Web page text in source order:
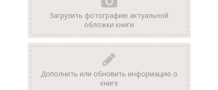
Загрузить фотографию актуальной
обложки книги
Дополнить или обновить информацию о
книге